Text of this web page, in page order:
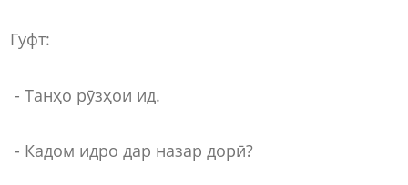
Гуфт:
- Танҳо рӯзҳои ид.
- Кадом идро дар назар дорӣ?